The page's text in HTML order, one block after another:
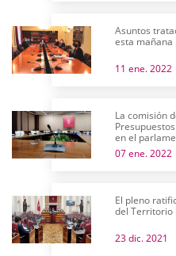
Asuntos
esta mañana
11 ene. 2022
La comisión
en el
07 ene. 2022
El pleno
del Territorio
23 dic. 2021